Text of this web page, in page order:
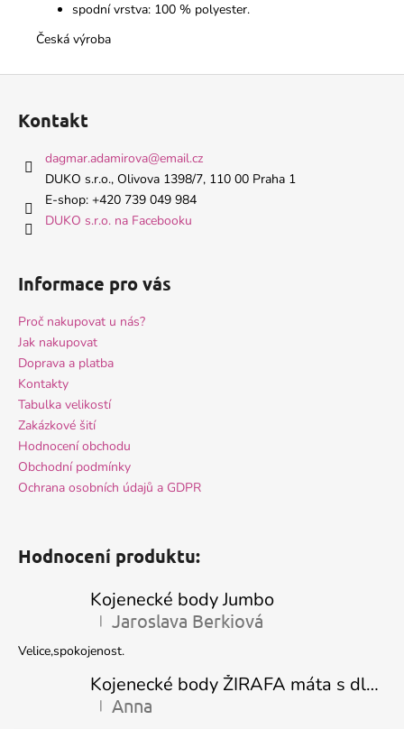
spodní vrstva: 100 % polyester.
Česká výroba
Kontakt
dagmar.adamirova@email.cz
DUKO s.r.o., Olivova 1398/7, 110 00 Praha 1
E-shop: +420 739 049 984
DUKO s.r.o. na Facebooku
Informace pro vás
Proč nakupovat u nás?
Jak nakupovat
Doprava a platba
Kontakty
Tabulka velikostí
Zakázkové šití
Hodnocení obchodu
Obchodní podmínky
Ochrana osobních údajů a GDPR
Hodnocení produktu:
Kojenecké body Jumbo
Hodnocení produktu je 5 z 5 hvězdiček.
| Jaroslava Berkiová
Velice,spokojenost.
Kojenecké body ŽIRAFA máta s dlouhým rukávem
Hodnocení produktu je 5 z 5 hvězdiček.
| Anna